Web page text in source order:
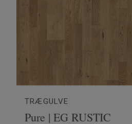
TRÆGULVE
Pure | EG RUSTIC